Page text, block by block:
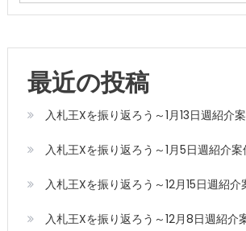
最近の投稿
入札王Xを振り返ろう～1月13日週紹介
入札王Xを振り返ろう～1月5日週紹介案
入札王Xを振り返ろう～12月15日週紹介
入札王Xを振り返ろう～12月8日週紹介